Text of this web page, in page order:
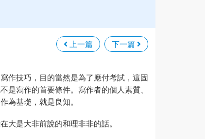
上一篇 下一篇
作技巧，目的當然是為了應付考試，這固
寫作的首要條件。寫作者的個人素質、
為基璴，就是良知。
大是大非前說的和理非非的話。